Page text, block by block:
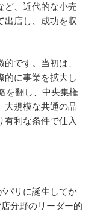
ど、近代的な小売
出店し、成功を収
です。当初は、
的に事業を拡大し
を翻し、中央集権
大規模な共通の品
有利な条件で仕入
パリに誕生してか
分野のリーダー的